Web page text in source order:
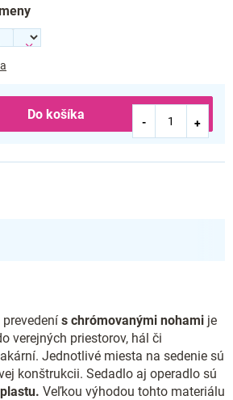
Do košíka
s chrómovanými nohami je
verejných priestorov, hál či
Jednotlivé miesta na sedenie sú
konštrukcii. Sedadlo aj operadlo sú
Veľkou výhodou tohto materiálu